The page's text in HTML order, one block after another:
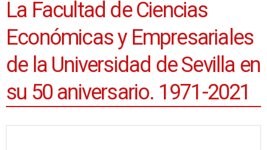
La Facultad de Ciencias
Económicas y Empresariales
de la Universidad de Sevilla en
su 50 aniversario. 1971-2021